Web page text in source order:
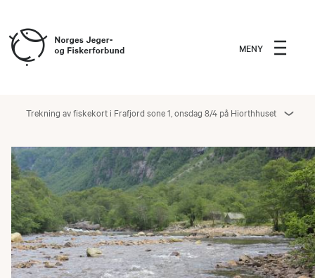
MENY
Trekning av fiskekort i Frafjord sone 1, onsdag 8/4 på Hiorthhuset